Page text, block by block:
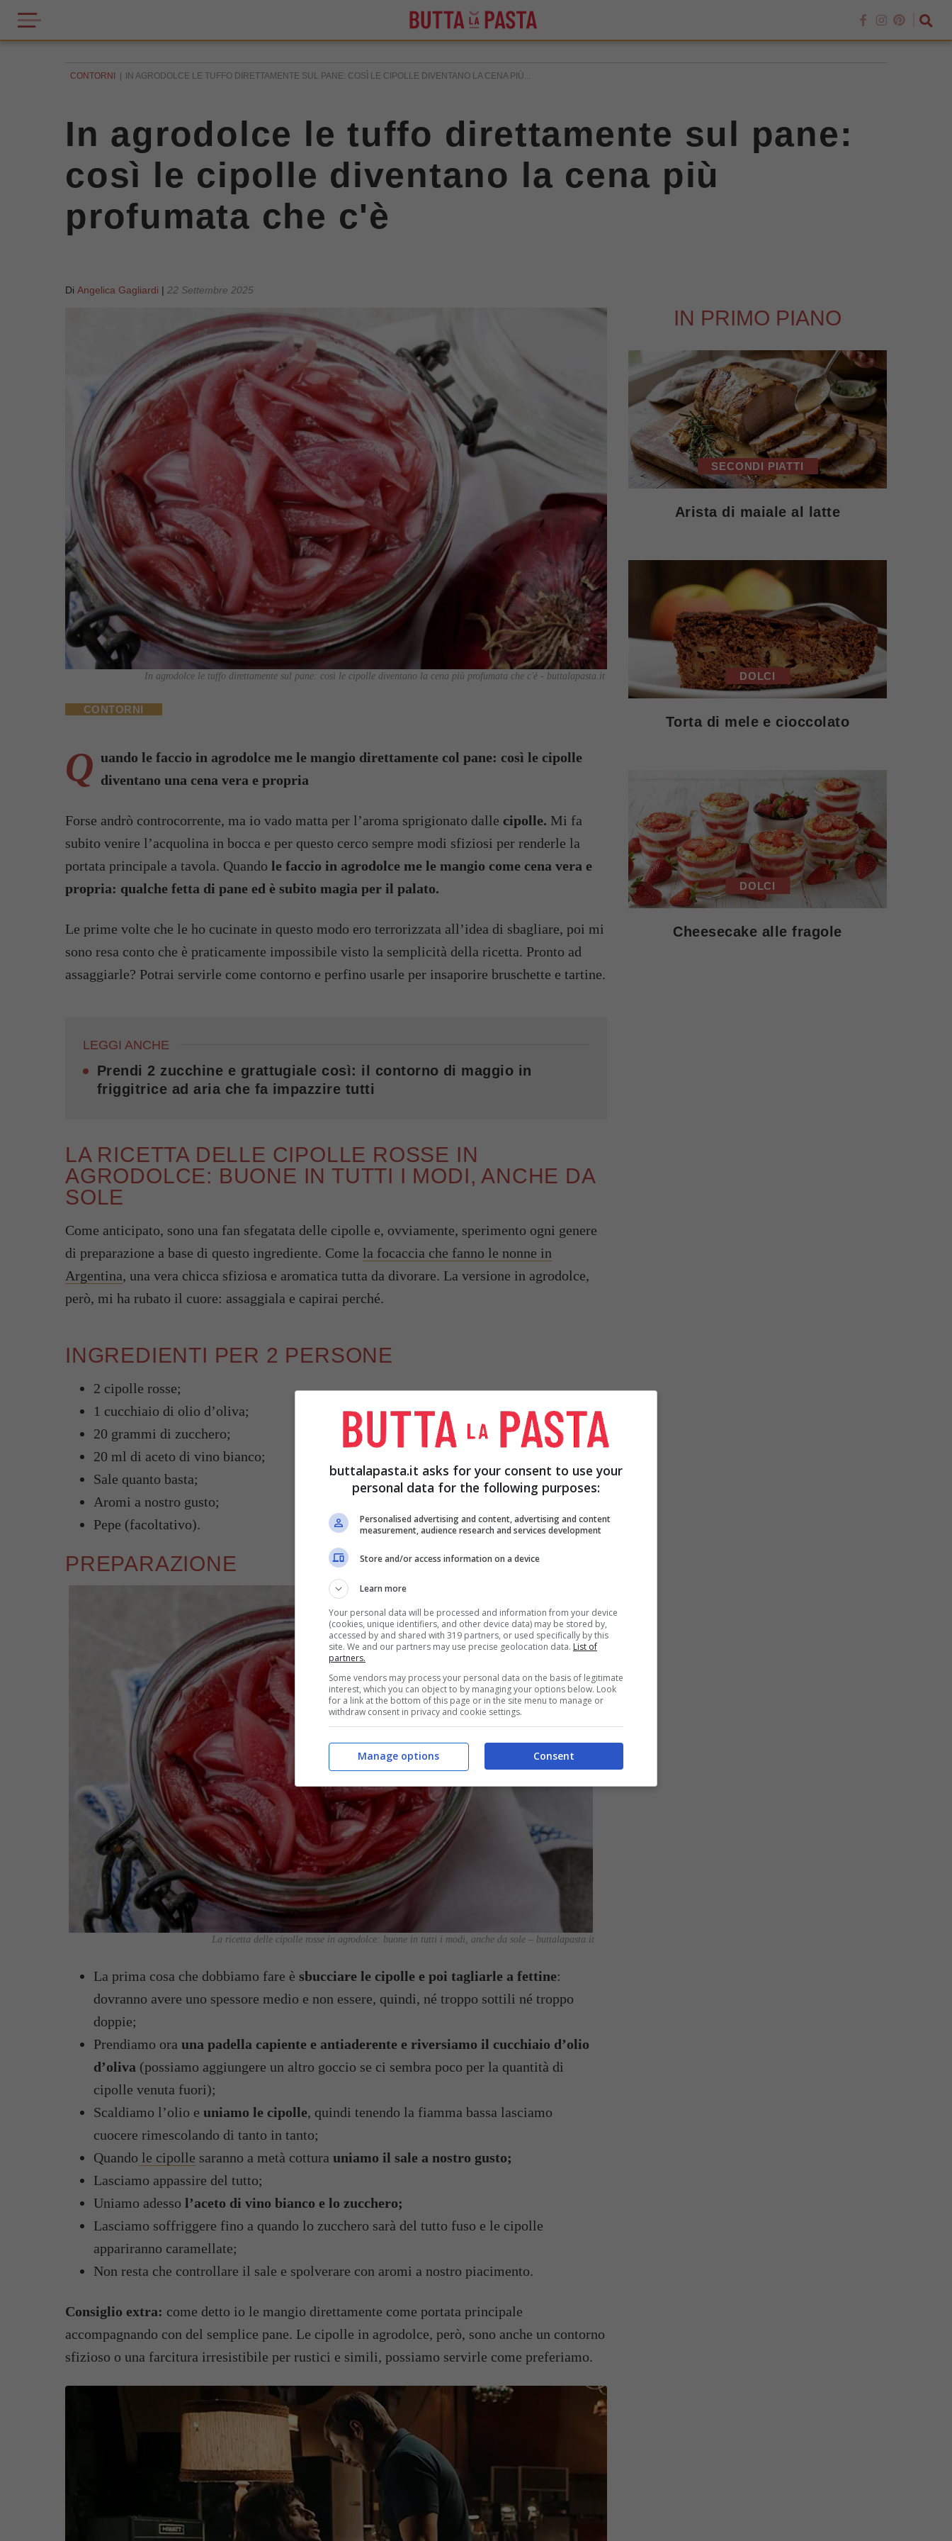
CONTORNI IN AGRODOLCE LE TUFFO DIRETTAMENTE SUL PANE: COSÌ LE CIPOLLE DIVENTANO LA CENA PIÙ...
In agrodolce le tuffo direttamente sul pane:
così le cipolle diventano la cena più
profumata che c'è
Di Angelica Gagliardi | 22 Settembre 2025
In agrodolce le tuffo direttamente sul pane: così le cipolle diventano la cena più profumata che c'è - buttalapasta.it
CONTORNI
Q uando le faccio in agrodolce me le mangio direttamente col pane: così le cipolle
diventano una cena vera e propria
Forse andrò controcorrente, ma io vado matta per l’aroma sprigionato dalle cipolle. Mi fa
subito venire l’acquolina in bocca e per questo cerco sempre modi sfiziosi per renderle la
portata principale a tavola. Quando le faccio in agrodolce me le mangio come cena vera e
propria: qualche fetta di pane ed è subito magia per il palato.
Le prime volte che le ho cucinate in questo modo ero terrorizzata all’idea di sbagliare, poi mi
sono resa conto che è praticamente impossibile visto la semplicità della ricetta. Pronto ad
assaggiarle? Potrai servirle come contorno e perfino usarle per insaporire bruschette e tartine.
LEGGI ANCHE
Prendi 2 zucchine e grattugiale così: il contorno di maggio in
friggitrice ad aria che fa impazzire tutti
LA RICETTA DELLE CIPOLLE ROSSE IN
AGRODOLCE: BUONE IN TUTTI I MODI, ANCHE DA
SOLE
Come anticipato, sono una fan sfegatata delle cipolle e, ovviamente, sperimento ogni genere
di preparazione a base di questo ingrediente. Come la focaccia che fanno le nonne in
Argentina, una vera chicca sfiziosa e aromatica tutta da divorare. La versione in agrodolce,
però, mi ha rubato il cuore: assaggiala e capirai perché.
INGREDIENTI PER 2 PERSONE
2 cipolle rosse;
1 cucchiaio di olio d’oliva;
20 grammi di zucchero;
20 ml di aceto di vino bianco;
Sale quanto basta;
Aromi a nostro gusto;
Pepe (facoltativo).
PREPARAZIONE
La ricetta delle cipolle rosse in agrodolce: buone in tutti i modi, anche da sole – buttalapasta.it
La prima cosa che dobbiamo fare è sbucciare le cipolle e poi tagliarle a fettine:
dovranno avere uno spessore medio e non essere, quindi, né troppo sottili né troppo
doppie;
Prendiamo ora una padella capiente e antiaderente e riversiamo il cucchiaio d’olio
d’oliva (possiamo aggiungere un altro goccio se ci sembra poco per la quantità di
cipolle venuta fuori);
Scaldiamo l’olio e uniamo le cipolle, quindi tenendo la fiamma bassa lasciamo
cuocere rimescolando di tanto in tanto;
Quando le cipolle saranno a metà cottura uniamo il sale a nostro gusto;
Lasciamo appassire del tutto;
Uniamo adesso l’aceto di vino bianco e lo zucchero;
Lasciamo soffriggere fino a quando lo zucchero sarà del tutto fuso e le cipolle
appariranno caramellate;
Non resta che controllare il sale e spolverare con aromi a nostro piacimento.
Consiglio extra: come detto io le mangio direttamente come portata principale
accompagnando con del semplice pane. Le cipolle in agrodolce, però, sono anche un contorno
sfizioso o una farcitura irresistibile per rustici e simili, possiamo servirle come preferiamo.
IN PRIMO PIANO
SECONDI PIATTI
Arista di maiale al latte
DOLCI
Torta di mele e cioccolato
DOLCI
Cheesecake alle fragole
buttalapasta.it asks for your consent to use your
personal data for the following purposes:
Personalised advertising and content, advertising and content
measurement, audience research and services development
Store and/or access information on a device
Learn more
Your personal data will be processed and information from your device
(cookies, unique identifiers, and other device data) may be stored by,
accessed by and shared with 319 partners, or used specifically by this
site. We and our partners may use precise geolocation data. List of
partners.
Some vendors may process your personal data on the basis of legitimate
interest, which you can object to by managing your options below. Look
for a link at the bottom of this page or in the site menu to manage or
withdraw consent in privacy and cookie settings.
Consent
Manage options